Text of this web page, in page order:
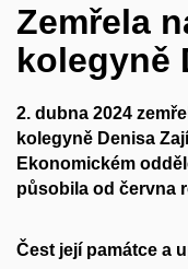
Zemřela
kolegyně
2. dubna 2024
kolegyně Denisa
Ekonomickém
působila od června
Čest její památce a